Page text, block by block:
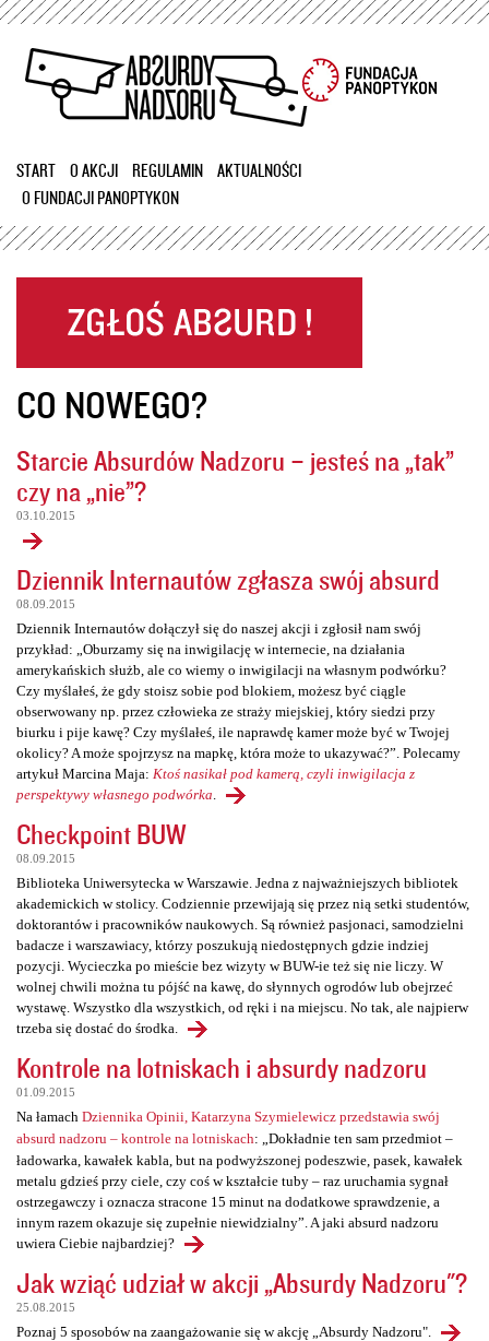
Przejdź
treści
START O AKCJI REGULAMIN
AKTUALNOŚCI
O FUNDACJI PANOPTYKON
CO NOWEGO?
Starcie Absurdów Nadzoru – jesteś na „tak”
czy na „nie”?
03.10.2015
Dziennik Internautów zgłasza swój absurd
08.09.2015
Dziennik Internautów dołączył się do naszej akcji i zgłosił nam swój
przykład: „Oburzamy się na inwigilację w internecie, na działania
amerykańskich służb, ale co wiemy o inwigilacji na własnym podwórku?
Czy myślałeś, że gdy stoisz sobie pod blokiem, możesz być ciągle
obserwowany np. przez człowieka ze straży miejskiej, który siedzi przy
biurku i pije kawę? Czy myślałeś, ile naprawdę kamer może być w Twojej
okolicy? A może spojrzysz na mapkę, która może to ukazywać?”. Polecamy
artykuł Marcina Maja: Ktoś nasikał pod kamerą, czyli inwigilacja z
perspektywy własnego podwórka
Checkpoint BUW
08.09.2015
Biblioteka Uniwersytecka w Warszawie. Jedna z najważniejszych bibliotek
akademickich w stolicy. Codziennie przewijają się przez nią setki studentów,
doktorantów i pracowników naukowych. Są również pasjonaci, samodzielni
badacze i warszawiacy, którzy poszukują niedostępnych gdzie indziej
pozycji. Wycieczka po mieście bez wizyty w BUW-ie też się nie liczy. W
wolnej chwili można tu pójść na kawę, do słynnych ogrodów lub obejrzeć
wystawę. Wszystko dla wszystkich, od ręki i na miejscu. No tak, ale najpierw
trzeba się dostać do środka.
Kontrole na lotniskach i absurdy nadzoru
01.09.2015
Na łamach Dziennika Opinii, Katarzyna Szymielewicz przedstawia swój
absurd nadzoru – kontrole na lotniskach: „Dokładnie ten sam przedmiot –
ładowarka, kawałek kabla, but na podwyższonej podeszwie, pasek, kawałek
metalu gdzieś przy ciele, czy coś w kształcie tuby – raz uruchamia sygnał
ostrzegawczy i oznacza stracone 15 minut na dodatkowe sprawdzenie, a
innym razem okazuje się zupełnie niewidzialny”. A jaki absurd nadzoru
uwiera Ciebie najbardziej?
Jak wziąć udział w akcji „Absurdy Nadzoru"?
25.08.2015
Poznaj 5 sposobów na zaangażowanie się w akcję „Absurdy Nadzoru".